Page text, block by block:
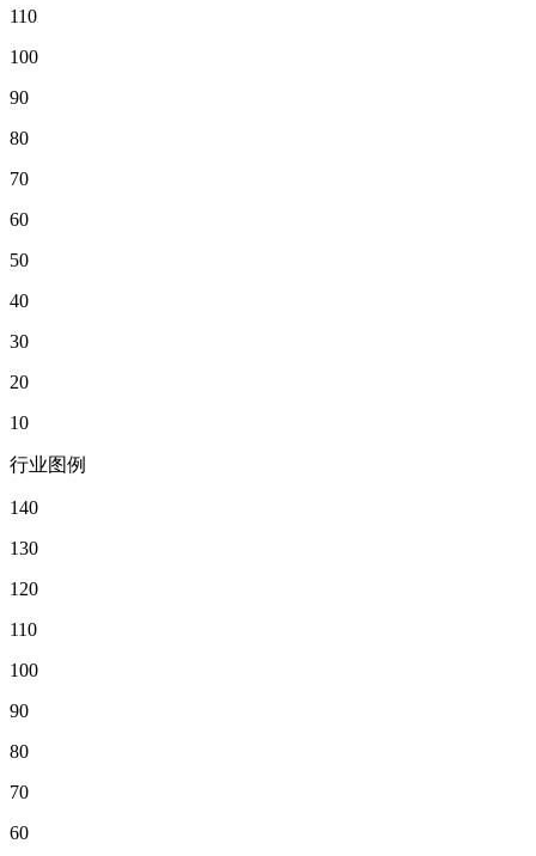
110
100
90
80
70
60
50
40
30
20
10
行业图例
140
130
120
110
100
90
80
70
60